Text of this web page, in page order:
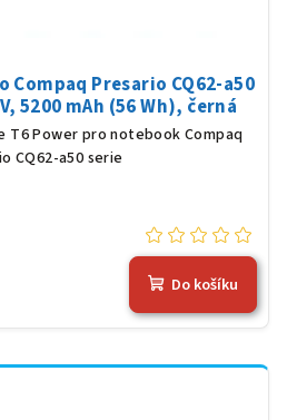
Compaq Presario CQ62-a50
5200 mAh (56 Wh), černá
T6 Power pro notebook Compaq
CQ62-a50 serie
Do košíku